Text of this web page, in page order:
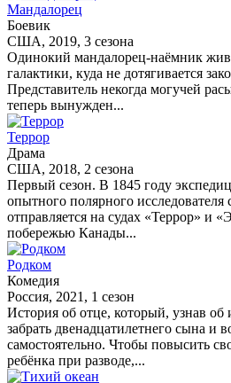
Мандалорец
Боевик
США, 2019, 3 сезона
Одинокий мандалорец-наёмник
галактики, куда не дотягивается
Представитель некогда могучей
теперь вынужден...
Террор
Драма
США, 2018, 2 сезона
Первый сезон. В 1845 году
опытного полярного
отправляется на судах «Террор» и
побережью Канады...
Родком
Комедия
Россия, 2021, 1 сезон
История об отце, который, узнав
забрать двенадцатилетнего сына и
самостоятельно. Чтобы повысить
ребёнка при разводе,...